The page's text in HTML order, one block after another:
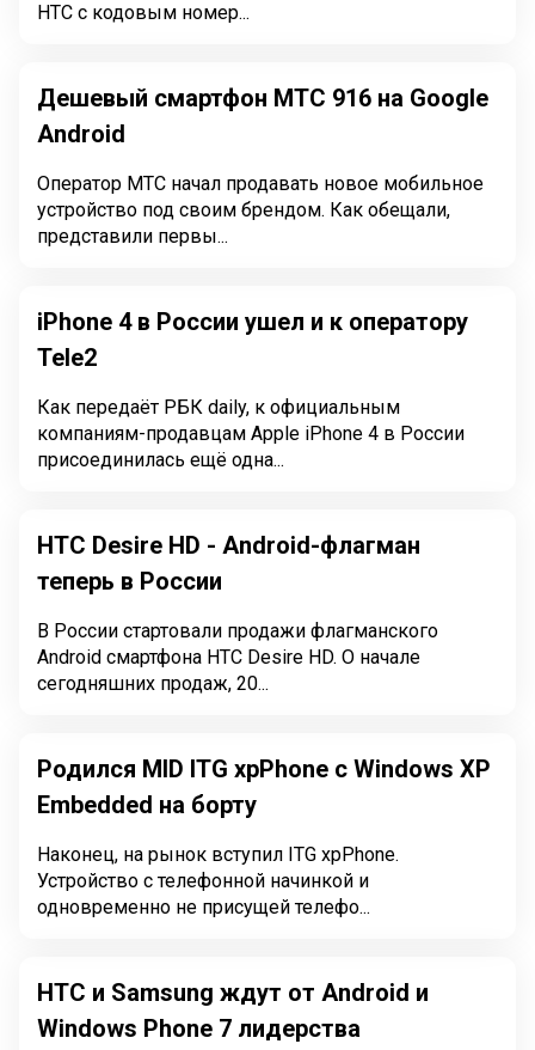
HTC с кодовым номер...
Дешевый смартфон МТС 916 на Google
Android
Оператор МТС начал продавать новое мобильное
устройство под своим брендом. Как обещали,
представили первы...
iPhone 4 в России ушел и к оператору
Tele2
Как передаёт РБК daily, к официальным
компаниям-продавцам Apple iPhone 4 в России
присоединилась ещё одна...
HTC Desire HD - Android-флагман
теперь в России
В России стартовали продажи флагманского
Android смартфона HTC Desire HD. О начале
сегодняшних продаж, 20...
Родился MID ITG xpPhone с Windows XP
Embedded на борту
Наконец, на рынок вступил ITG xpPhone.
Устройство с телефонной начинкой и
одновременно не присущей телефо...
HTC и Samsung ждут от Android и
Windows Phone 7 лидерства